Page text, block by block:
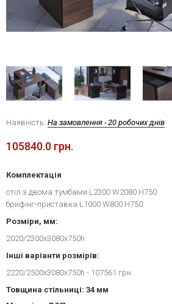
Наявність: На замовлення - 20 робочих днів
105840.0 грн.
Комплектація
стіл з двома тумбами L2300 W2080 H750
брифінг-приставка L1000 W800 H750
Розміри, мм:
2020/2300x3080x750h
Інші варіанти розмірів:
2220/2500x3080x750h - 107561 грн.
Товщина стільниці: 34 мм